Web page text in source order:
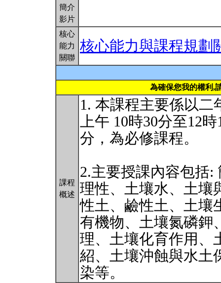
簡介
影片
核心
能力
關聯
核心能力與課程規劃
為確保您我的權利,
課程
概述
1. 本課程主要係以
上午 10時30分至12
分，為必修課程。
2.主要授課內容包括:
理性、土壤水、土壤
性土、鹼性土、土壤
有機物、土壤氮磷鉀
理、土壤化育作用、
紹、土壤沖蝕與水土
染等。